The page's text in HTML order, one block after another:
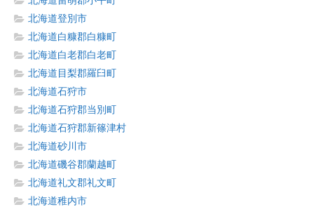
北海道登別市
北海道白糠郡白糠町
北海道白老郡白老町
北海道目梨郡羅臼町
北海道石狩市
北海道石狩郡当別町
北海道石狩郡新篠津村
北海道砂川市
北海道磯谷郡蘭越町
北海道礼文郡礼文町
北海道稚内市